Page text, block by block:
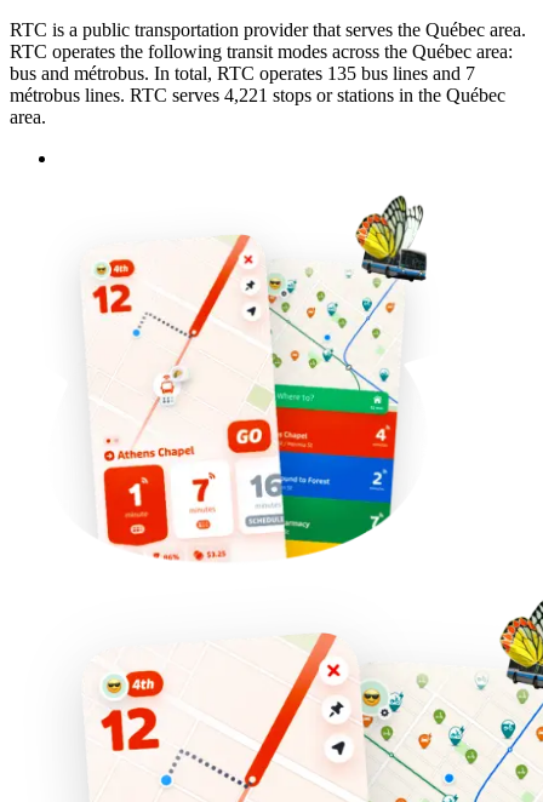
RTC is a public transportation provider that serves the Québec area.
RTC operates the following transit modes across the Québec area:
bus and métrobus. In total, RTC operates 135 bus lines and 7
métrobus lines. RTC serves 4,221 stops or stations in the Québec
area.